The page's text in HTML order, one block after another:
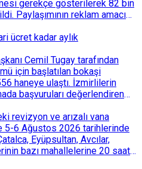
gerekçe gösterilerek 82 bin
Paylaşımının reklam amacı
iptali için yargıya
ücret kadar aylık
Cemil Tugay tarafından
için başlatılan bokaşi
haneye ulaştı. İzmirlilerin
başvuruları değerlendiren
farklı ilçelerde toplam
İzmirlileri
dahil etti.
revizyon ve arızalı vana
5-6 Ağustos 2026 tarihlerinde
Eyüpsultan, Avcılar,
bazı mahallelerine 20 saat